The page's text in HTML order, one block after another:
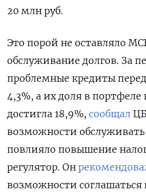
20 млн руб.
Это порой не оставляло
обслуживание долгов. За
проблемные кредиты
4,3%, а их доля в
достигла 18,9%, сообщал
возможности
повлияло повышение
регулятор. Он
возможности соглашаться